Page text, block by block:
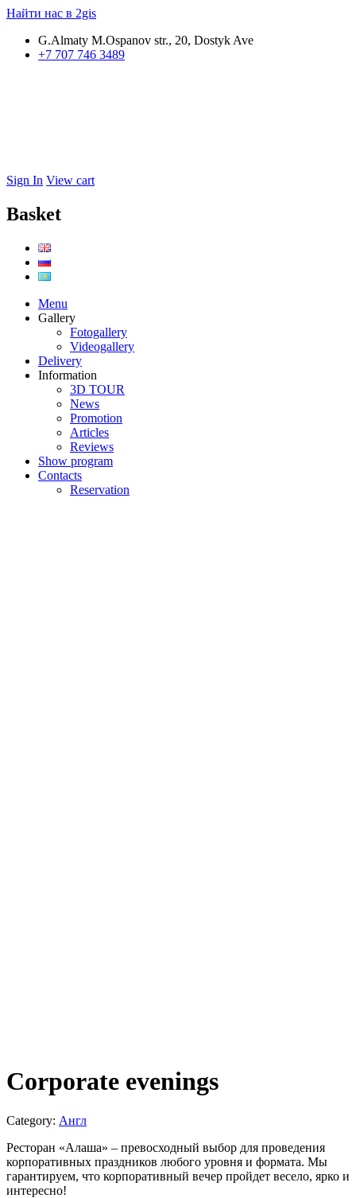
Найти нас в 2gis
G.Almaty M.Ospanov str., 20, Dostyk Ave
+7 707 746 3489
Sign In View cart
Basket
Menu
Gallery
Fotogallery
Videogallery
Delivery
Information
3D TOUR
News
Promotion
Articles
Reviews
Show program
Contacts
Reservation
Corporate evenings
Category: Англ
Ресторан «Алаша» – превосходный выбор для проведения
корпоративных праздников любого уровня и формата. Мы
гарантируем, что корпоративный вечер пройдет весело, ярко и
интересно!